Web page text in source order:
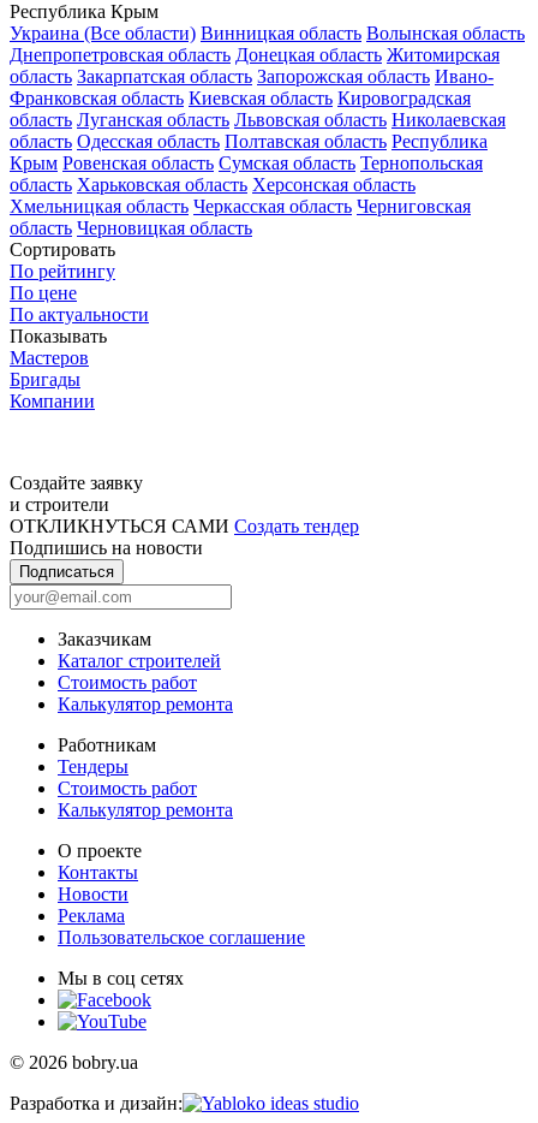
Республика Крым
Украина (Все области) Винницкая область Волынская область
Днепропетровская область Донецкая область Житомирская
область Закарпатская область Запорожская область Ивано-
Франковская область Киевская область Кировоградская
область Луганская область Львовская область Николаевская
область Одесская область Полтавская область Республика
Крым Ровенская область Сумская область Тернопольская
область Харьковская область Херсонская область
Хмельницкая область Черкасская область Черниговская
область Черновицкая область
Сортировать
По рейтингу
По цене
По актуальности
Показывать
Мастеров
Бригады
Компании
Создайте заявку
и строители
ОТКЛИКНУТЬСЯ САМИ Создать тендер
Подпишись на новости
Подписаться
Заказчикам
Каталог строителей
Стоимость работ
Калькулятор ремонта
Работникам
Тендеры
Стоимость работ
Калькулятор ремонта
О проекте
Контакты
Новости
Реклама
Пользовательское соглашение
Мы в соц сетях
© 2026 bobry.ua
Разработка и дизайн: